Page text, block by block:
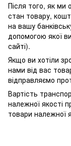
Після того, як ми
стан товару,
на вашу
допомогою якої
сайті).
Якщо ви хотіли
нами від вас
відправляємо
Вартість
належної якості
товари належної